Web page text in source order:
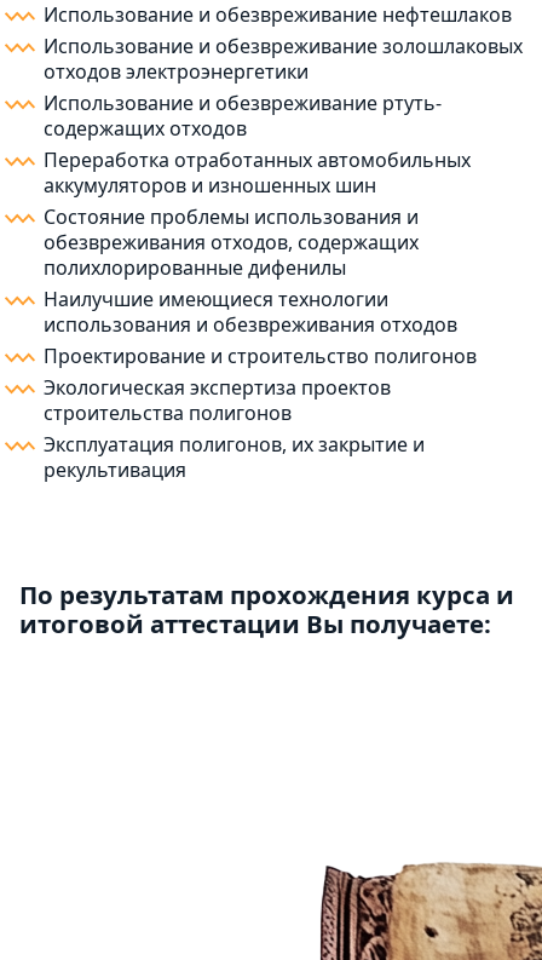
Использование и обезвреживание нефтешлаков
Использование и обезвреживание золошлаковых
отходов электроэнергетики
Использование и обезвреживание ртуть-
содержащих отходов
Переработка отработанных автомобильных
аккумуляторов и изношенных шин
Состояние проблемы использования и
обезвреживания отходов, содержащих
полихлорированные дифенилы
Наилучшие имеющиеся технологии
использования и обезвреживания отходов
Проектирование и строительство полигонов
Экологическая экспертиза проектов
строительства полигонов
Эксплуатация полигонов, их закрытие и
рекультивация
По результатам прохождения курса и
итоговой аттестации Вы получаете: